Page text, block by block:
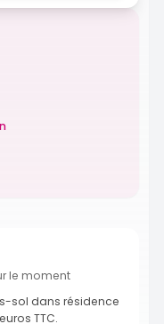
le moment
sol dans résidence
TTC.